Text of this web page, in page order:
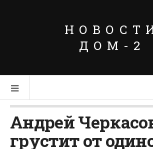
ДОМ-2
Андрей
грустит от